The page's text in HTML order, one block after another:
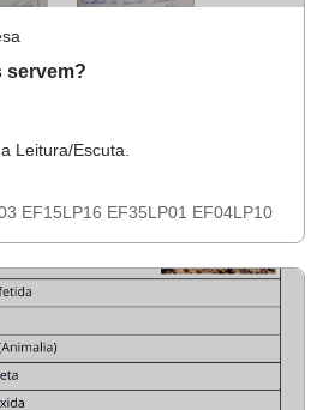
servem?
Leitura/Escuta.
EF15LP16 EF35LP01 EF04LP10